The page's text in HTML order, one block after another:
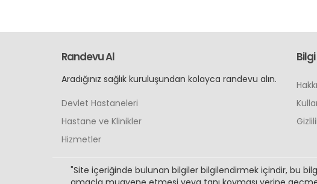
Randevu Al
Aradığınız sağlık kuruluşundan kolayca randevu alın.
Devlet Hastaneleri
Hastane ve Klinikler
Hizmetler
Bilgi
"Site içeriğinde bulunan bilgiler bilgilendirmek içindir, bu